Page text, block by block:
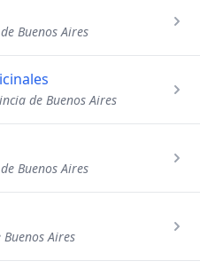
Buenos Aires
de Buenos Aires
Buenos Aires
Aires